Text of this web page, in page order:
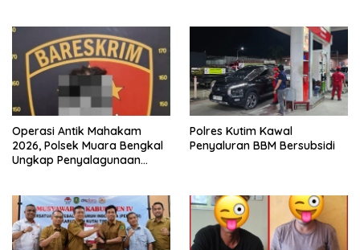
Operasi Antik Mahakam
2026, Polsek Muara Bengkal
Ungkap Penyalagunaan
Polres Kutim Kawal
Penyaluran BBM Bersubsidi